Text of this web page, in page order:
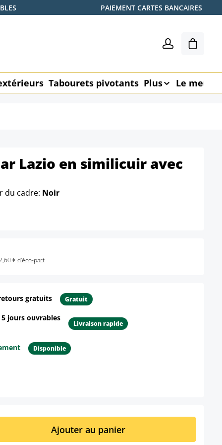
PAIEMENT CARTES BANCAIRES
Le
Tabourets pivotants Plus Le
Lazio en similicuir avec
du cadre: Noir
€d'éco-part
gratuits Gratuit
jours ouvrables
Livraison rapide
Disponible
le produit
: Entrez la quantité souhaitée ou
Ajouter au panier